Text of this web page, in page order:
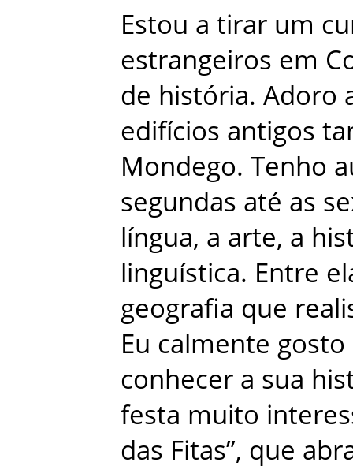
Estou a tirar um
estrangeiros em
de história. Adoro
edifícios antigos
Mondego. Tenho
segundas até as
língua, a arte, a
linguística. Entre
geografia que
Eu calmente gosto
conhecer a sua
festa muito
das Fitas”, que